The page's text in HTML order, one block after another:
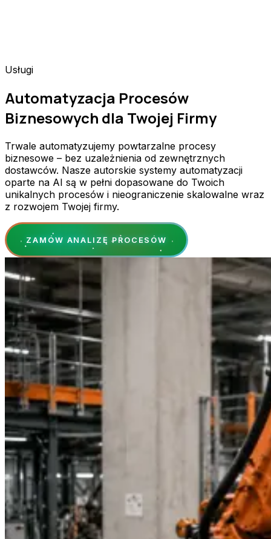
Usługi
Automatyzacja Procesów
Biznesowych dla Twojej Firmy
Trwale automatyzujemy powtarzalne procesy
biznesowe – bez uzależnienia od zewnętrznych
dostawców. Nasze autorskie systemy automatyzacji
oparte na AI są w pełni dopasowane do Twoich
unikalnych procesów i nieograniczenie skalowalne wraz
z rozwojem Twojej firmy.
ZAMÓW ANALIZĘ PROCESÓW